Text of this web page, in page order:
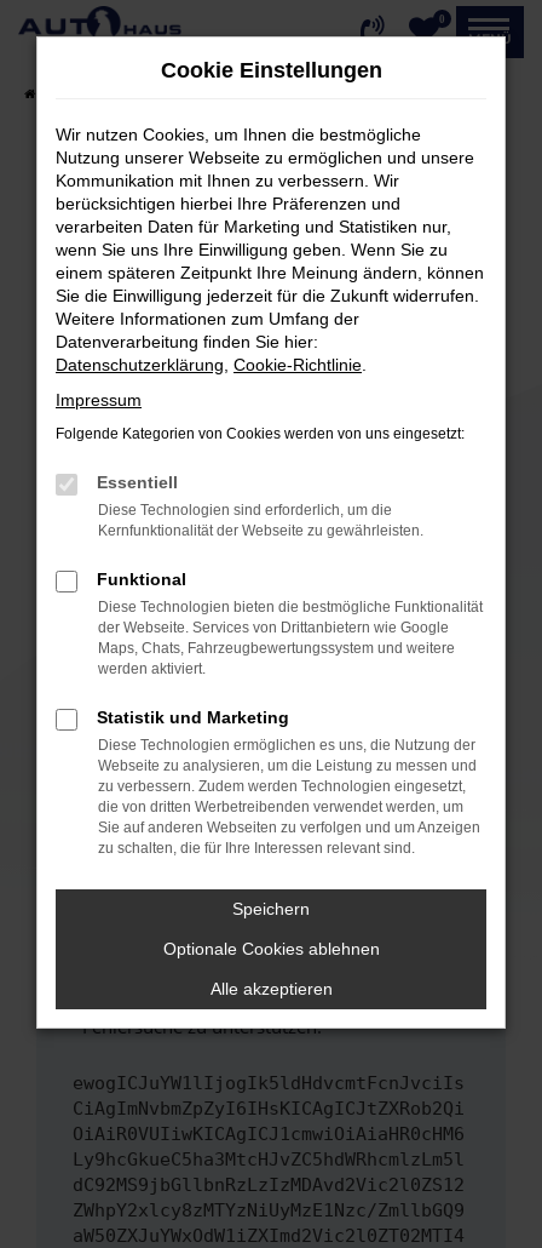
Zum
0
MENÜ
Fehler: Network Error
Beim Laden ist ein Fehler aufgetreten.
Hier sind ein paar Tipps, die dir helfen können:
Überprüfe deine Firewall und deine
Internetverbindung.
Laden andere Webseiten, zum Beispiel deine
Suchmaschine?
Prüfe deine Browsererweiterungen.
können das Laden bestimmter Seiten
verhindern. Funktioniert die Seite in einem
anderen Browser oder in einem privaten
Fenster?
Starte dein Gerät neu.
Das kann manchmal helfen, vorübergehende
Probleme zu beheben.
Betriebssystem auf dem neuesten Stand
sind.
Veraltete Software birgt nicht nur ein
Sicherheitsrisiko, sondern kann auch dazu
führen, dass bestimmte Funktionen nicht mehr
unterstützt werden.
Wende dich an den Webseitenbetreiber.
Wenn du alle oben genannten Schritte versucht
hast, kontaktiere uns bitte. Wir werden
uns diesen Text schicken, um uns bei der
Fehlersuche zu unterstützen:
ewogICJuYW1lIjogIk5ldHdvcmtFcnJvciIs
CiAgImNvbmZpZyI6IHsKICAgICJtZXRob2Qi
OiAiR0VUIiwKICAgICJ1cmwiOiAiaHR0cHM6
Ly9hcGkueC5ha3MtcHJvZC5hdWRhcmlzLm5l
dC92MS9jbGllbnRzLzIzMDAvd2Vic2l0ZS12
ZWhpY2xlcy8zMTYzNiUyMzE1Nzc/ZmllbGQ9
aW50ZXJuYWxOdW1iZXImd2Vic2l0ZT02MTI4
Cookie Einstellungen
Wir nutzen Cookies, um Ihnen die bestmögliche
Nutzung unserer Webseite zu ermöglichen und unsere
Kommunikation mit Ihnen zu verbessern. Wir
berücksichtigen hierbei Ihre Präferenzen und
verarbeiten Daten für Marketing und Statistiken nur,
wenn Sie uns Ihre Einwilligung geben. Wenn Sie zu
einem späteren Zeitpunkt Ihre Meinung ändern, können
Sie die Einwilligung jederzeit für die Zukunft widerrufen.
Weitere Informationen zum Umfang der
Datenverarbeitung finden Sie hier:
Datenschutzerklärung Cookie-Richtlinie
Impressum
Folgende Kategorien von Cookies werden von uns eingesetzt:
Essentiell
Diese Technologien sind erforderlich, um die
Kernfunktionalität der Webseite zu gewährleisten.
Funktional
Diese Technologien bieten die bestmögliche Funktionalität
der Webseite. Services von Drittanbietern wie Google
Maps, Chats, Fahrzeugbewertungssystem und weitere
werden aktiviert.
Statistik und Marketing
Diese Technologien ermöglichen es uns, die Nutzung der
Webseite zu analysieren, um die Leistung zu messen und
zu verbessern. Zudem werden Technologien eingesetzt,
die von dritten Werbetreibenden verwendet werden, um
Sie auf anderen Webseiten zu verfolgen und um Anzeigen
zu schalten, die für Ihre Interessen relevant sind.
Speichern
Optionale Cookies ablehnen
Alle akzeptieren